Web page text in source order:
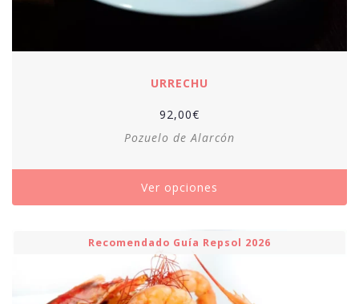
URRECHU
92,00€
Pozuelo de Alarcón
Ver opciones
Recomendado Guía Repsol 2026